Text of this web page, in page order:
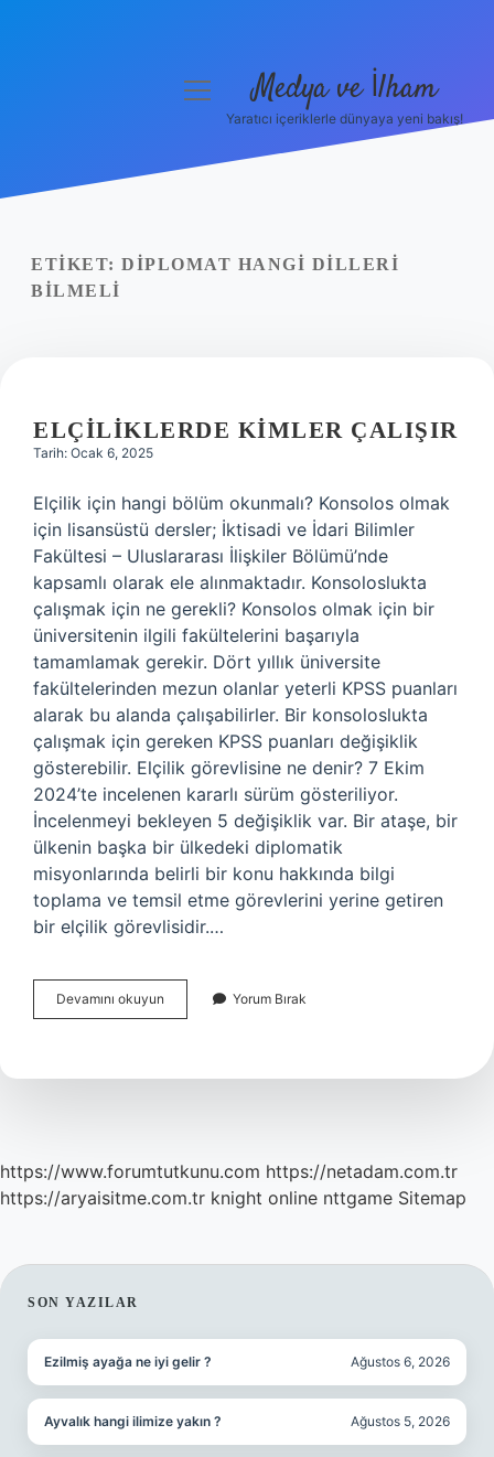
Yasal Uyarı
menüyüMedya ve İlham
Yaratıcı içeriklerle dünyaya yeni bakış!
ETIKET: DIPLOMAT HANGI DILLERI
BILMELI
ELÇILIKLERDE KIMLER ÇALIŞIR
Tarih: Ocak 6, 2025
Elçilik için hangi bölüm okunmalı? Konsolos olmak
için lisansüstü dersler; İktisadi ve İdari Bilimler
Fakültesi – Uluslararası İlişkiler Bölümü’nde
kapsamlı olarak ele alınmaktadır. Konsoloslukta
çalışmak için ne gerekli? Konsolos olmak için bir
üniversitenin ilgili fakültelerini başarıyla
tamamlamak gerekir. Dört yıllık üniversite
fakültelerinden mezun olanlar yeterli KPSS puanları
alarak bu alanda çalışabilirler. Bir konsoloslukta
çalışmak için gereken KPSS puanları değişiklik
gösterebilir. Elçilik görevlisine ne denir? 7 Ekim
2024’te incelenen kararlı sürüm gösteriliyor.
İncelenmeyi bekleyen 5 değişiklik var. Bir ataşe, bir
ülkenin başka bir ülkedeki diplomatik
misyonlarında belirli bir konu hakkında bilgi
toplama ve temsil etme görevlerini yerine getiren
bir elçilik görevlisidir.…
Devamını okuyun Elçiliklerde
Kimler
Yorum Bırak
https://www.forumtutkunu.com https://netadam.com.tr
https://aryaisitme.com.tr knight online nttgame Sitemap
SIDEBAR
SON YAZILAR
Ezilmiş ayağa ne iyi gelir ? Ağustos 6, 2026
Ayvalık hangi ilimize yakın ? Ağustos 5, 2026